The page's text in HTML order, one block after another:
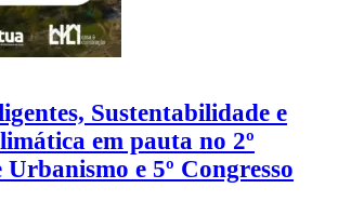
Sustentabilidade e
em pauta no 2º
e 5º Congresso